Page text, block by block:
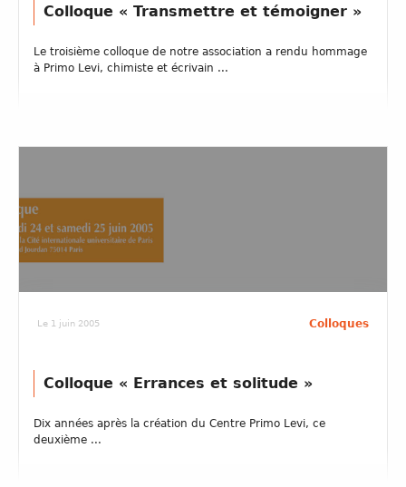
Colloque « Transmettre et témoigner »
Le troisième colloque de notre association a rendu hommage
à Primo Levi, chimiste et écrivain ...
Le 1 juin 2005 Colloques
Colloque « Errances et solitude »
Dix années après la création du Centre Primo Levi, ce
deuxième ...